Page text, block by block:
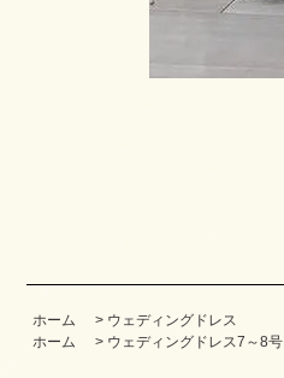
ホーム > ウェディングドレス
ホーム
> ウェディングドレス7～8号